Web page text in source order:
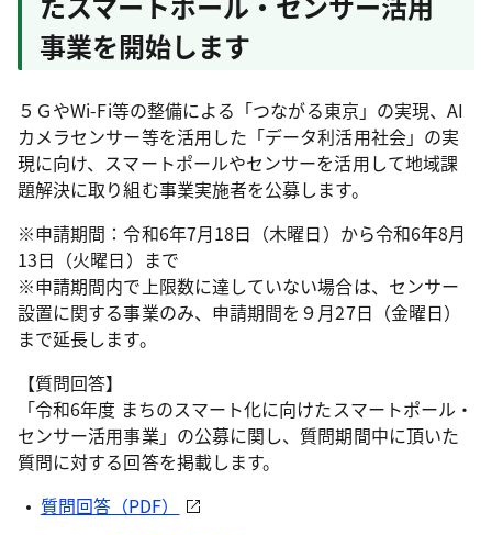
事業を開始します
５ＧやWi-Fi等の整備による「つながる東京」の実現、AI
カメラセンサー等を活用した「データ利活用社会」の実
現に向け、スマートポールやセンサーを活用して地域課
題解決に取り組む事業実施者を公募します。
※申請期間：令和6年7月18日（木曜日）から令和6年8月
13日（火曜日）まで
※申請期間内で上限数に達していない場合は、センサー
設置に関する事業のみ、申請期間を９月27日（金曜日）
まで延長します。
【質問回答】
「令和6年度 まちのスマート化に向けたスマートポール・
センサー活用事業」の公募に関し、質問期間中に頂いた
質問に対する回答を掲載します。
質問回答（PDF）